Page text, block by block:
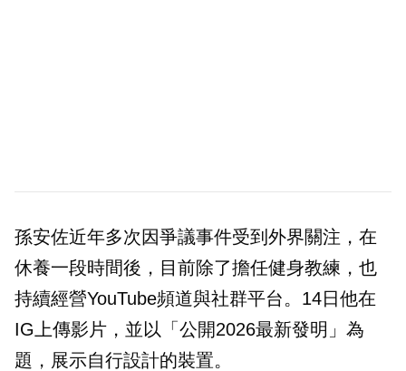
孫安佐近年多次因爭議事件受到外界關注，在
休養一段時間後，目前除了擔任健身教練，也
持續經營YouTube頻道與社群平台。14日他在
IG上傳影片，並以「公開2026最新發明」為
題，展示自行設計的裝置。